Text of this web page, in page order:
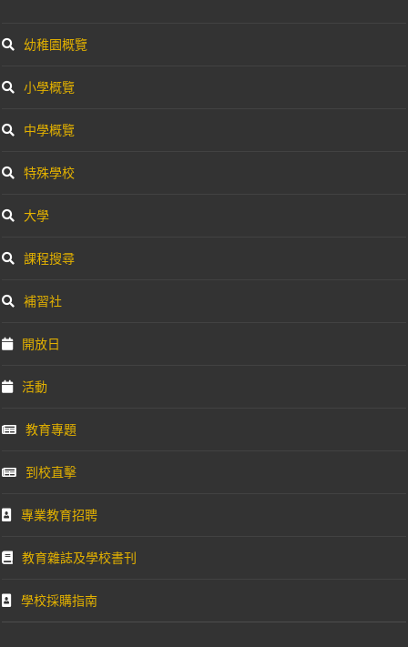
幼稚園概覽
小學概覽
中學概覽
特殊學校
大學
課程搜尋
補習社
開放日
活動
教育專題
到校直擊
專業教育招聘
教育雜誌及學校書刊
學校採購指南